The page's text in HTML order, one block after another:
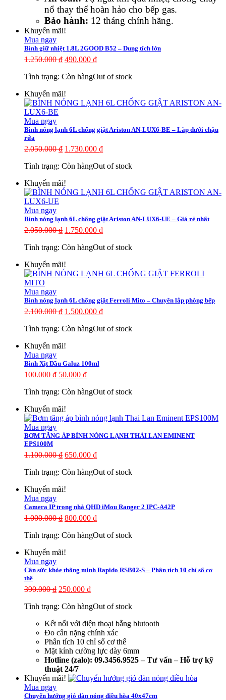
nổ thay thế hoàn hảo cho bếp gas.
Bảo hành: 12 tháng chính hãng.
Khuyến mãi!
Mua ngay
Bình giữ nhiệt 1.8L 2GOOD B52 – Dung tích lớn
1.250.000₫ 490.000 ₫
Tình trạng: Còn hàngOut of stock
Khuyến mãi!
Mua ngay
Bình nóng lạnh 6L chống giật Ariston AN-LUX6-BE – Lắp dưới chậu
rửa
2.050.000₫ 1.730.000 ₫
Tình trạng: Còn hàngOut of stock
Khuyến mãi!
Mua ngay
Bình nóng lạnh 6L chống giật Ariston AN-LUX6-UE – Giá rẻ nhất
2.050.000₫ 1.750.000 ₫
Tình trạng: Còn hàngOut of stock
Khuyến mãi!
Mua ngay
Bình nóng lạnh 6L chống giật Ferroli Mito – Chuyên lắp phòng bếp
2.100.000₫ 1.500.000 ₫
Tình trạng: Còn hàngOut of stock
Khuyến mãi!
Mua ngay
Bình Xịt Dầu Galuz 100ml
100.000₫ 50.000 ₫
Tình trạng: Còn hàngOut of stock
Khuyến mãi!
Mua ngay
BƠM TĂNG ÁP BÌNH NÓNG LẠNH THÁI LAN EMINENT
EPS100M
1.100.000₫ 650.000 ₫
Tình trạng: Còn hàngOut of stock
Khuyến mãi!
Mua ngay
Camera IP trong nhà QHD iMou Ranger 2 IPC-A42P
1.000.000₫ 800.000 ₫
Tình trạng: Còn hàngOut of stock
Khuyến mãi!
Mua ngay
Cân sức khỏe thông minh Rapido RSB02-S – Phân tích 10 chỉ số cơ
thể
390.000₫ 250.000 ₫
Tình trạng: Còn hàngOut of stock
Kết nối với điện thoại bằng blutooth
Đo cân nặng chính xác
Phân tích 10 chỉ số cơ thể
Mặt kính cường lực dày 6mm
Hotline (zalo): 09.3456.9525 – Tư vấn – Hỗ trợ kỹ
thuật 24/7
Khuyến mãi!
Mua ngay
Chuyển hướng gió dàn nóng điều hòa 40x47cm